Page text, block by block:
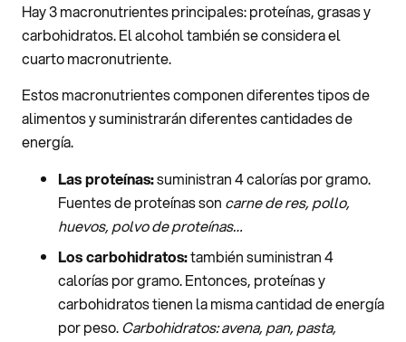
Hay 3 macronutrientes principales: proteínas, grasas y
carbohidratos. El alcohol también se considera el
cuarto macronutriente.
Estos macronutrientes componen diferentes tipos de
alimentos y suministrarán diferentes cantidades de
energía.
Las proteínas:suministran 4 calorías por gramo.
Fuentes de proteínas son carne de res, pollo,
huevos, polvo de proteínas…
Los carbohidratos:también suministran 4
calorías por gramo. Entonces, proteínas y
carbohidratos tienen la misma cantidad de energía
por peso.Carbohidratos: avena, pan, pasta,